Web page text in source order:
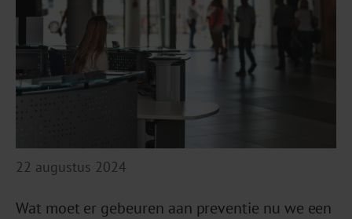
22 augustus 2024
Wat moet er gebeuren aan preventie nu we een